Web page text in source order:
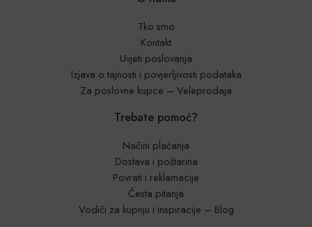
Tko smo
Kontakt
Uvjeti poslovanja
Izjava o tajnosti i povjerljivosti podataka
Za poslovne kupce – Veleprodaja
Trebate pomoć?
Načini plaćanja
Dostava i poštarina
Povrati i reklamacije
Česta pitanja
Vodiči za kupnju i inspiracije – Blog